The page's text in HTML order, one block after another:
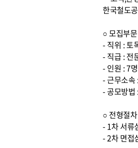
한국철도
○ 모집부문
- 직위 : 토
- 직급 : 전
- 인원 : 7명
- 근무소속
- 공모방법
○ 전형절차
- 1차 서류
- 2차 면접